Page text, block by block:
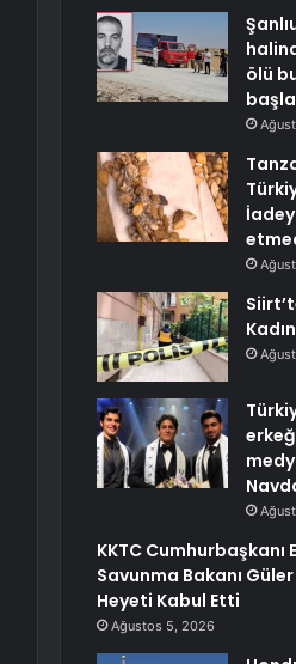
ölü
KKTC Cumhurbaşkanı
Savunma Bakanı
Heyeti Kabul Etti
Ağustos 5, 2026